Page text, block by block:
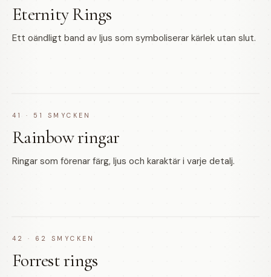
Eternity Rings
Ett oändligt band av ljus som symboliserar kärlek utan slut.
41 · 51 SMYCKEN
Rainbow ringar
Ringar som förenar färg, ljus och karaktär i varje detalj.
42 · 62 SMYCKEN
Forrest rings